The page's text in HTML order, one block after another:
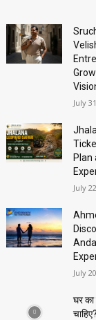
July
July
July
घर का